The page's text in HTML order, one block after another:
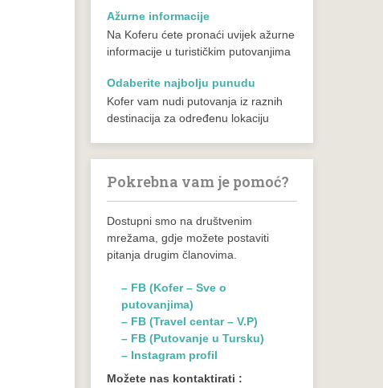
Ažurne informacije
Na Koferu ćete pronaći uvijek ažurne
informacije u turističkim putovanjima
Odaberite najbolju punudu
Kofer vam nudi putovanja iz raznih
destinacija za određenu lokaciju
Pokrebna vam je pomoć?
Dostupni smo na društvenim
mrežama, gdje možete postaviti
pitanja drugim članovima.
– FB (Kofer – Sve o
putovanjima)
– FB (Travel centar – V.P)
– FB (Putovanje u Tursku)
– Instagram profil
Možete nas kontaktirati :